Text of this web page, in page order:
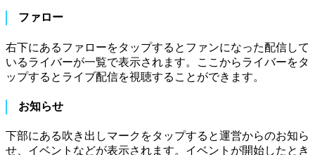
ファロー
右下にあるファローをタップするとファンになった配信して
いるライバーが一覧で表示されます。ここからライバーをタ
ップするとライブ配信を視聴することができます。
お知らせ
下部にある吹き出しマークをタップすると運営からのお知ら
せ、イベントなどが表示されます。イベントが開始したとき